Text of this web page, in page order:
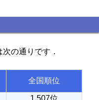
の通りです．
全国順位
1,507位